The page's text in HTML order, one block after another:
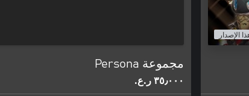
الإصدار
مجموعة Persona
٣٥٫٠٠٠ ر.ع.‏